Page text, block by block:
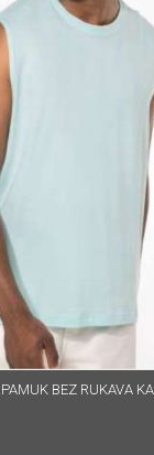
BEZ RUKAVA